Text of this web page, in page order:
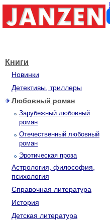
Книги
Новинки
Детективы, триллеры
Любовный роман
Зарубежный любовный
роман
Отечественный любовный
роман
Эротическая проза
Астрология, философия,
психология
Справочная литература
История
Детская литература